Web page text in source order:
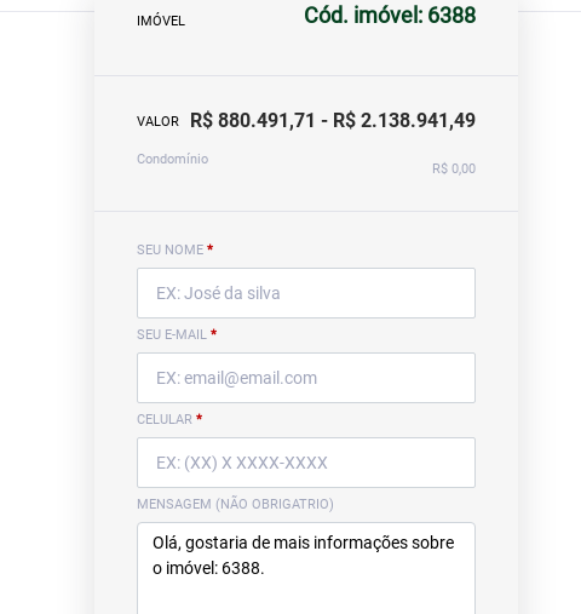
IMÓVEL Cód. imóvel: 6388
VALOR R$ 880.491,71 - R$ 2.138.941,49
Condomínio
R$ 0,00
SEU NOME *
SEU E-MAIL *
CELULAR *
MENSAGEM (NÃO OBRIGATRIO)